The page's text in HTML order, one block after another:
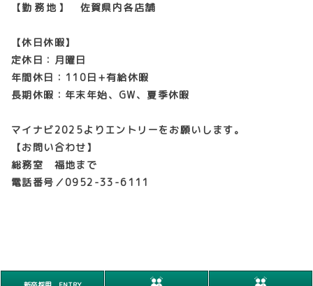
【勤務地 】 佐賀県内各店舗
【休日休暇】
定休日：月曜日
年間休日：110日+有給休暇
長期休暇：年末年始、GW、夏季休暇
マイナビ2025よりエントリーをお願いします。
【お問い合わせ】
総務室 福地まで
電話番号／0952-33-6111